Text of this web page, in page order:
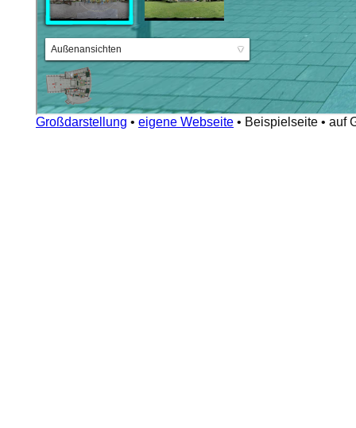
Großdarstellung • eigene Webseite • Beispielseite • auf